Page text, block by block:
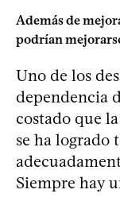
Además de
podrían
Uno de los
dependencia
costado que
se ha logrado
Siempre hay